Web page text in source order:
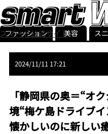
スマート公式サイト
ファッション 美容 ス
2024/11/11 17:21
「静岡県の奥＝“オ
境“梅ケ島ドライブ
懐かしいのに新しい